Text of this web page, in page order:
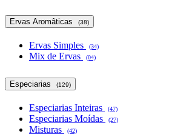
Ervas Aromâticas (38)
Ervas Simples (34)
Mix de Ervas (04)
Especiarias (129)
Especiarias Inteiras (47)
Especiarias Moídas (27)
Misturas (42)